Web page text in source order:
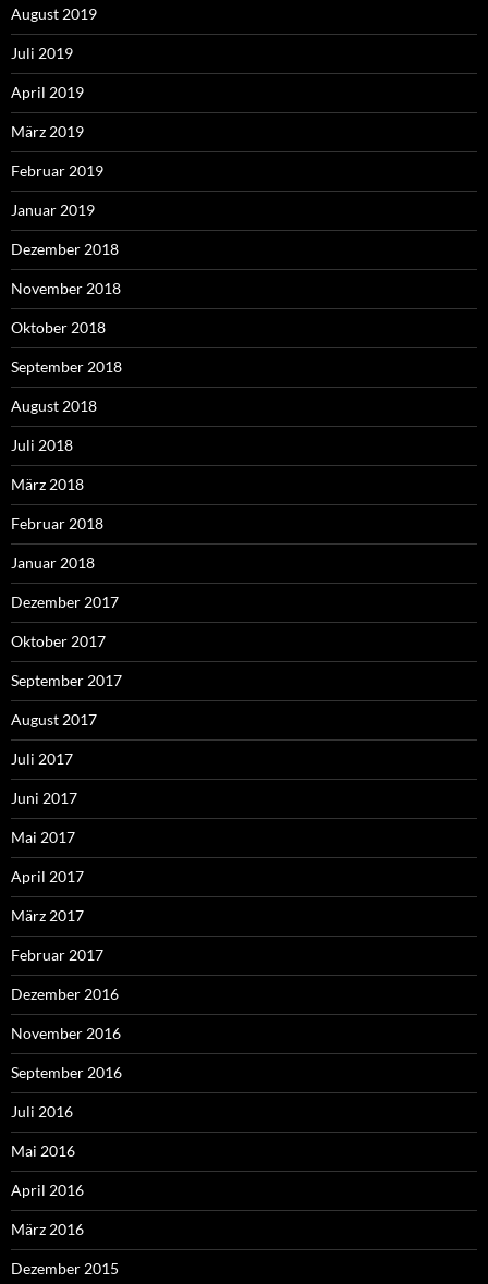
August 2019
Juli 2019
April 2019
März 2019
Februar 2019
Januar 2019
Dezember 2018
November 2018
Oktober 2018
September 2018
August 2018
Juli 2018
März 2018
Februar 2018
Januar 2018
Dezember 2017
Oktober 2017
September 2017
August 2017
Juli 2017
Juni 2017
Mai 2017
April 2017
März 2017
Februar 2017
Dezember 2016
November 2016
September 2016
Juli 2016
Mai 2016
April 2016
März 2016
Dezember 2015